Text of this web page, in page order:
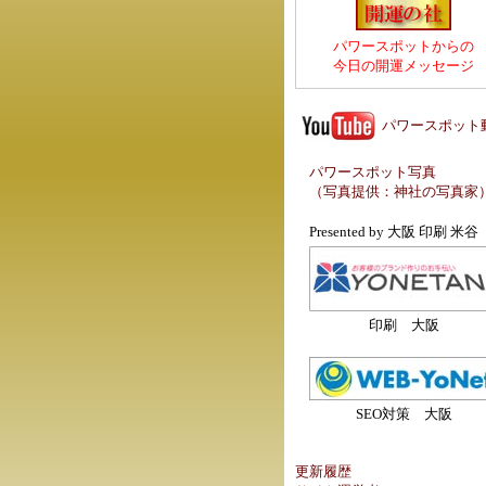
パワースポットからの
今日の開運メッセージ
パワースポット
パワースポット写真
（写真提供： 神社の写真家
Presented by 大阪 印刷 米谷
印刷 大阪
SEO対策 大阪
更新履歴